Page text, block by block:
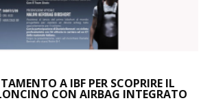
A IBF PER SCOPRIRE IL
CON AIRBAG INTEGRATO